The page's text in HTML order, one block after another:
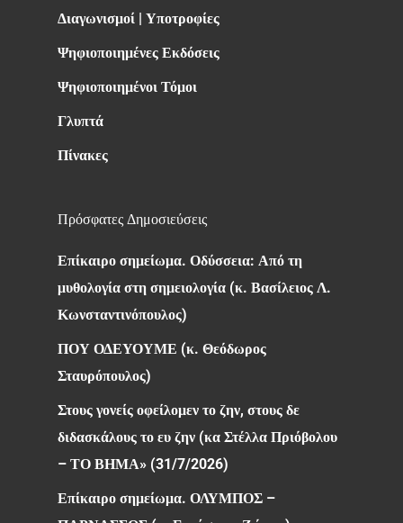
Διαγωνισμοί | Υποτροφίες
Ψηφιοποιημένες Εκδόσεις
Ψηφιοποιημένοι Τόμοι
Γλυπτά
Πίνακες
Πρόσφατες Δημοσιεύσεις
Επίκαιρο σημείωμα. Οδύσσεια: Από τη
μυθολογία στη σημειολογία (κ. Βασίλειος Λ.
Κωνσταντινόπουλος)
ΠΟΥ ΟΔΕΥΟΥΜΕ (κ. Θεόδωρος
Σταυρόπουλος)
Στους γονείς οφείλομεν το ζην, στους δε
διδασκάλους το ευ ζην (κα Στέλλα Πριόβολου
– ΤΟ ΒΗΜΑ» (31/7/2026)
Επίκαιρο σημείωμα. ΟΛΥΜΠΟΣ –